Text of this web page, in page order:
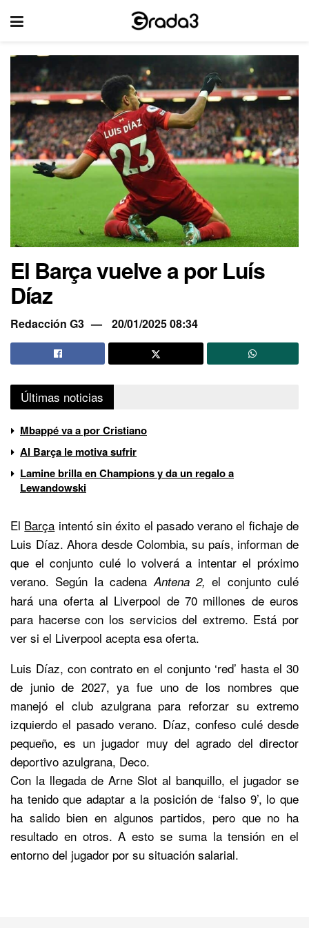
El Barça vuelve a por Luís
Díaz
Redacción G3 20/01/2025 08:34
Últimas noticias
Mbappé va a por Cristiano
Al Barça le motiva sufrir
Lamine brilla en Champions y da un regalo a
Lewandowski
El Barça intentó sin éxito el pasado verano el fichaje de
Luis Díaz. Ahora desde Colombia, su país, informan de
que el conjunto culé lo volverá a intentar el próximo
verano. Según la cadena Antena 2,el conjunto culé
hará una oferta al Liverpool de 70 millones de euros
para hacerse con los servicios del extremo. Está por
ver si el Liverpool acepta esa oferta.
Luis Díaz, con contrato en el conjunto ‘red’ hasta el 30
de junio de 2027, ya fue uno de los nombres que
manejó el club azulgrana para reforzar su extremo
izquierdo el pasado verano. Díaz, confeso culé desde
pequeño, es un jugador muy del agrado del director
deportivo azulgrana, Deco.
Con la llegada de Arne Slot al banquillo, el jugador se
ha tenido que adaptar a la posición de ‘falso 9’, lo que
ha salido bien en algunos partidos, pero que no ha
resultado en otros. A esto se suma la tensión en el
entorno del jugador por su situación salarial.